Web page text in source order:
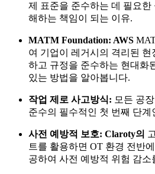
제 표준을 준수하는 데 필요
해하는 책임이 되는 이유.
MATM Foundation: AWS
여 기업이 레거시의 격리된 현
하고 규정을 준수하는 현대화
있는 방법을 알아봅니다.
작업 제로 사고방식: 모든 공
준수의 필수적인 첫 번째 단계
사전 예방적 보호: Claroty의
트를 활용하면 OT 환경 전반
공하여 사전 예방적 위험 감소